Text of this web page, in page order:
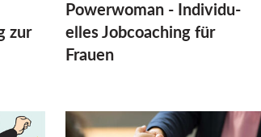
zur
Powerwoman - Individu­
elles Job­coaching für
Frauen